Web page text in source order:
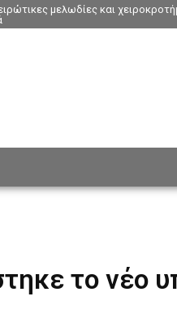
μελωδίες και
το νέο